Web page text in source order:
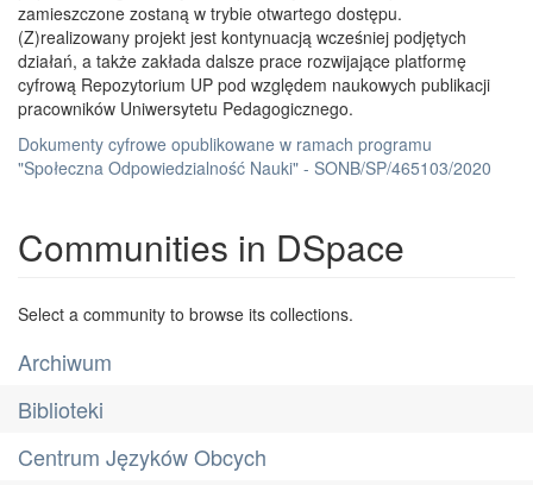
zamieszczone zostaną w trybie otwartego dostępu.
(Z)realizowany projekt jest kontynuacją wcześniej podjętych
działań, a także zakłada dalsze prace rozwijające platformę
cyfrową Repozytorium UP pod względem naukowych publikacji
pracowników Uniwersytetu Pedagogicznego.
Dokumenty cyfrowe opublikowane w ramach programu
"Społeczna Odpowiedzialność Nauki" - SONB/SP/465103/2020
Communities in DSpace
Select a community to browse its collections.
Archiwum
Biblioteki
Centrum Języków Obcych